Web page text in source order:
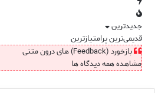
جدیدترین
قدیمی‌ترینپرامتیازترین
بازخورد (Feedback) های درون متنی
مشاهده همه دیدگاه ها